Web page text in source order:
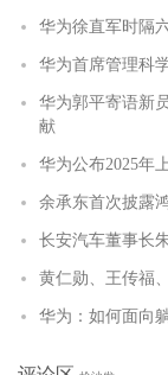
华为徐直军时隔
华为首席管理科
华为郭平寄语新
献
华为公布2025年
余承东首次披露
长安汽车董事长
黄仁勋、王传福
华为：如何面向